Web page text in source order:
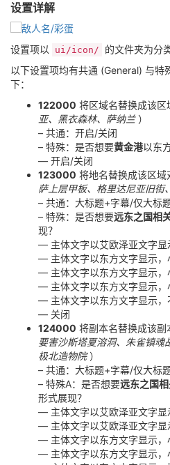
设置详解
设置项以 ui/icon/
的文件夹为分类
以下设置项均有共通 (General) 与
下：
122000 将区域名替换成该区
亚、黑衣森林、萨纳兰）
– 共通：开启/关闭
– 特殊：是否想要黄金港以东
— 开启/关闭
123000 将地名替换成该区域
萨上层甲板、格里达尼亚旧街
– 共通：大标题+字幕/仅大标
– 特殊：是否想要远东之国相
现？
— 主体文字以艾欧泽亚文字显
— 主体文字以东方文字显示，
— 主体文字以东方文字显示，
— 主体文字以东方文字显示，
— 主体文字以东方文字显示，
— 关闭
124000 将副本名替换成该副
要害沙斯塔夏溶洞、朱雀镇魂
极北造物院）
– 共通：大标题+字幕/仅大标
– 特殊A：是否想要远东之国
形式展现？
— 主体文字以艾欧泽亚文字显
— 主体文字以艾欧泽亚文字显
— 主体文字以东方文字显示，
— 主体文字以东方文字显示，